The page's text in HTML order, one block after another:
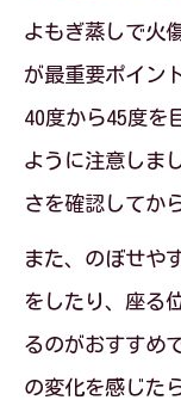
よもぎ蒸しで火
が最重要ポイン
40度から45度を
ように注意しま
さを確認してか
また、のぼせや
をしたり、座る
るのがおすすめ
の変化を感じた